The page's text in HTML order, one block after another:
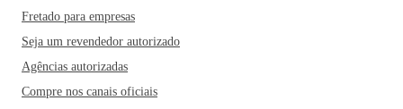
Fretado para empresas
Seja um revendedor autorizado
Agências autorizadas
Compre nos canais oficiais